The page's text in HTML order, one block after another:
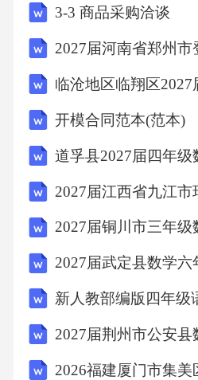
她最好采用哪种连接方式
A、焊接
B、榫接
D、铆接
【答案】：AB、C项属于
铆接不具有足够的强度。
3-3 商品采购洽谈
开模合同范本(范本)